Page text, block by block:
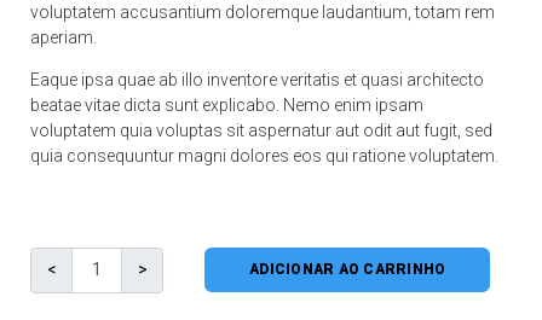
voluptatem accusantium doloremque laudantium, totam rem
aperiam.
Eaque ipsa quae ab illo inventore veritatis et quasi architecto
beatae vitae dicta sunt explicabo. Nemo enim ipsam
voluptatem quia voluptas sit aspernatur aut odit aut fugit, sed
quia consequuntur magni dolores eos qui ratione voluptatem.
ADICIONAR AO CARRINHO